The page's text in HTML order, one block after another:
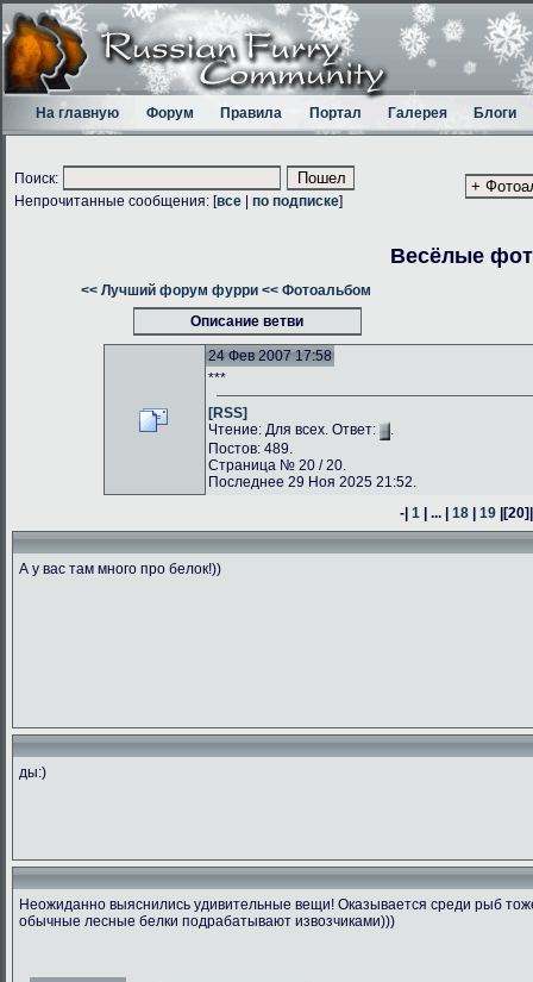
На главную Форум Правила Портал Галерея Блоги
Поиск:
Непрочитанные сообщения: [все по подписке]
Весёлые
<< Лучший форум фурри << Фотоальбом
Описание ветви
24 Фев 2007 17:58
***
[RSS]
Чтение: Для всех. Ответ:
.
Постов: 489.
Страница № 20 / 20.
Последнее 29 Ноя 2025 21:52.
-| 1 | ... | 18 | 19 |[20]
А у вас там много про белок!))
ды:)
Неожиданно выяснились удивительные вещи! Оказывается среди рыб
обычные лесные белки подрабатывают извозчиками)))